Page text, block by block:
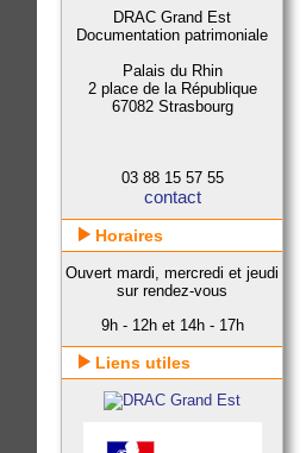
DRAC Grand Est
Documentation patrimoniale
Palais du Rhin
2 place de la République
67082 Strasbourg
03 88 15 57 55
contact
Horaires
Ouvert mardi, mercredi et jeudi
sur rendez-vous
9h - 12h et 14h - 17h
Liens utiles